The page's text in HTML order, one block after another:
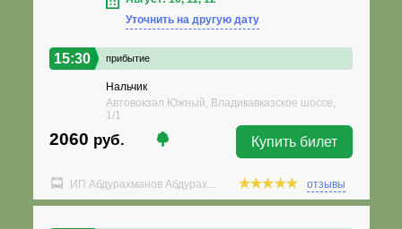
Уточнить на другую дату
15:30 прибытие
Нальчик
Автовокзал Южный, Владикавказское шоссе,
1/1
2060 руб. Купить билет
ИП Абдурахманов Абдурах... отзывы